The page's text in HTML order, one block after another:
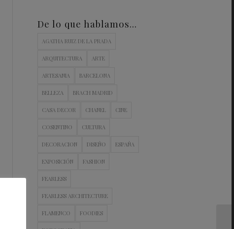
De lo que hablamos…
AGATHA RUIZ DE LA PRADA
ARQUITECTURA ARTE
ARTESANIA BARCELONA
BELLEZA BRACH MADRID
CASA DECOR CHANEL CINE
COSENTINO CULTURA
DECORACION DISEÑO ESPAÑA
EXPOSICIÓN FASHION
FEARLESS
FEARLESS ARCHITECTURE
FLAMENCO FOODIES